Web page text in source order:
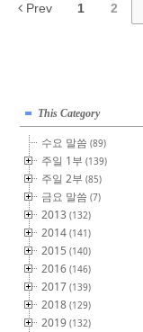
Prev 1 2
This Category
수요 말씀(89)
주일 1부(139)
주일 2부(85)
금요 말씀(7)
2013(132)
2014(141)
2015(140)
2016(146)
2017(139)
2018(129)
2019(132)